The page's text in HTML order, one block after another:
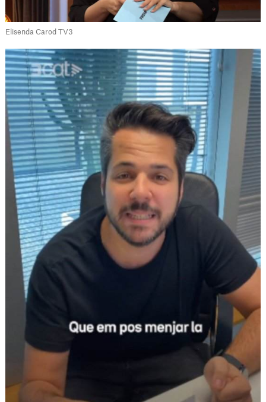
Elisenda Carod TV3